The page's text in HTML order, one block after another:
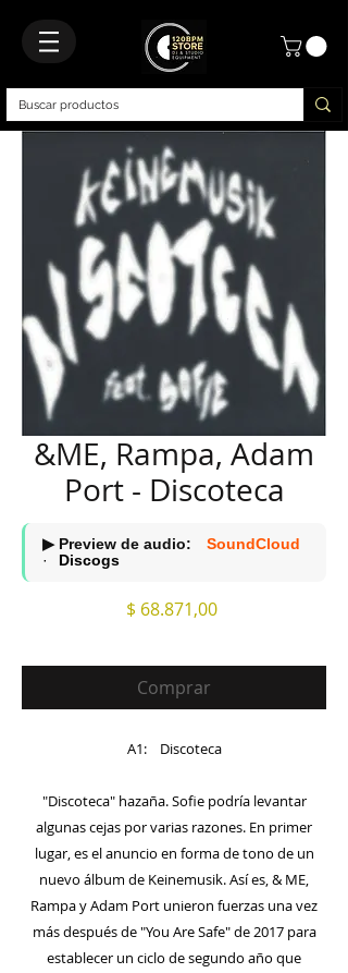
&ME, Rampa, Adam
Port - Discoteca
▶ Preview de audio:
SoundCloud
·
Discogs
$ 68.871,00Precio
Comprar
A1: Discoteca
"Discoteca" hazaña. Sofie podría levantar
algunas cejas por varias razones. En primer
lugar, es el anuncio en forma de tono de un
nuevo álbum de Keinemusik. Así es, & ME,
Rampa y Adam Port unieron fuerzas una vez
más después de "You Are Safe" de 2017 para
establecer un ciclo de segundo año que